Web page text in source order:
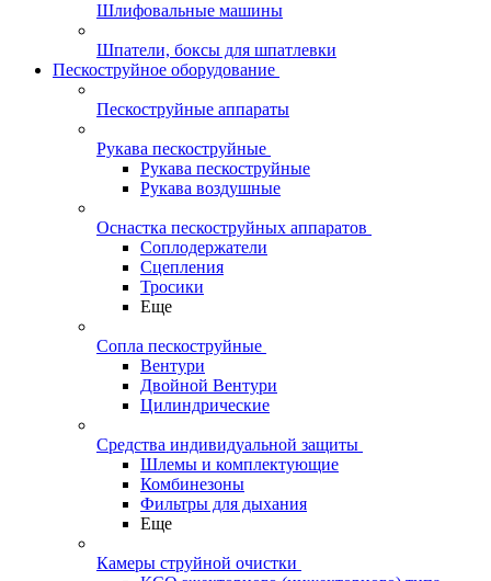
Шлифовальные машины
Шпатели, боксы для шпатлевки
Пескоструйное оборудование
Пескоструйные аппараты
Рукава пескоструйные
Рукава пескоструйные
Рукава воздушные
Оснастка пескоструйных аппаратов
Соплодержатели
Сцепления
Тросики
Еще
Сопла пескоструйные
Вентури
Двойной Вентури
Цилиндрические
Средства индивидуальной защиты
Шлемы и комплектующие
Комбинезоны
Фильтры для дыхания
Еще
Камеры струйной очистки